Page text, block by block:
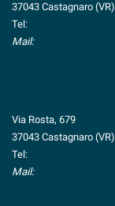
37043 Castagnaro (VR)
Tel:
Mail:
Via Rosta, 679
37043 Castagnaro (VR)
Tel:
Mail: